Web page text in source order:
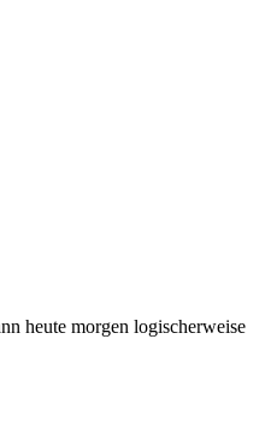
heute morgen logischerweise